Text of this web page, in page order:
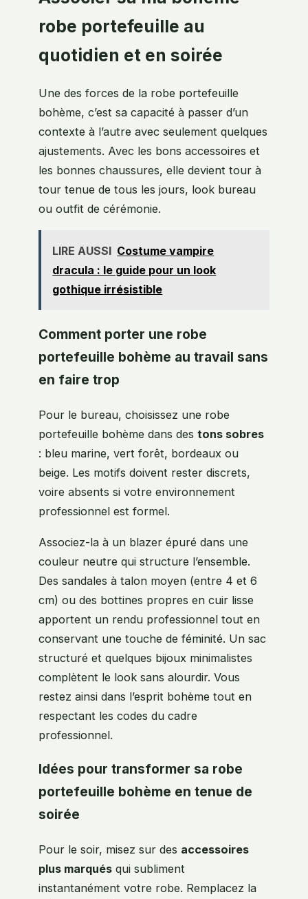
robe portefeuille au
quotidien et en soirée
Une des forces de la robe portefeuille
bohème, c’est sa capacité à passer d’un
contexte à l’autre avec seulement quelques
ajustements. Avec les bons accessoires et
les bonnes chaussures, elle devient tour à
tour tenue de tous les jours, look bureau
ou outfit de cérémonie.
LIRE AUSSI Costume vampire
dracula : le guide pour un look
gothique irrésistible
Comment porter une robe
portefeuille bohème au travail sans
en faire trop
Pour le bureau, choisissez une robe
portefeuille bohème dans des tons sobres
: bleu marine, vert forêt, bordeaux ou
beige. Les motifs doivent rester discrets,
voire absents si votre environnement
professionnel est formel.
Associez-la à un blazer épuré dans une
couleur neutre qui structure l’ensemble.
Des sandales à talon moyen (entre 4 et 6
cm) ou des bottines propres en cuir lisse
apportent un rendu professionnel tout en
conservant une touche de féminité. Un sac
structuré et quelques bijoux minimalistes
complètent le look sans alourdir. Vous
restez ainsi dans l’esprit bohème tout en
respectant les codes du cadre
professionnel.
Idées pour transformer sa robe
portefeuille bohème en tenue de
soirée
Pour le soir, misez sur des accessoires
plus marqués qui subliment
instantanément votre robe. Remplacez la